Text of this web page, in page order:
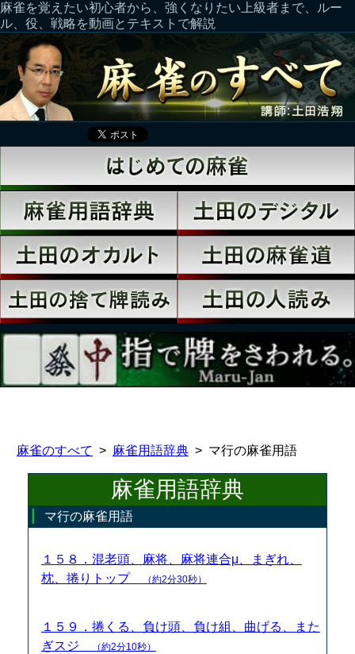
麻雀を覚えたい初心者から、強くなりたい上級者まで、ルー
ル、役、戦略を動画とテキストで解説
麻雀のすべて 麻雀用語辞典 マ行の麻雀用語
麻雀用語辞典
マ行の麻雀用語
１５８．混老頭、麻将、麻将連合μ、まぎれ、
枕、捲りトップ
（約2分30秒）
１５９．捲くる、負け頭、負け組、曲げる、また
ぎスジ
（約2分10秒）